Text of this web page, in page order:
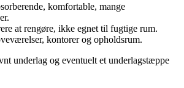
komfortable, mange
at rengøre, ikke egnet til fugtige rum.
kontorer og opholdsrum.
underlag og eventuelt et underlagstæppe